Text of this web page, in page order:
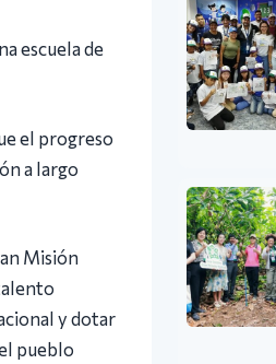
escuela de
el progreso
a largo
Misión
y dotar
pueblo